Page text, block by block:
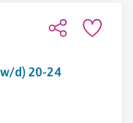
d) 20-24